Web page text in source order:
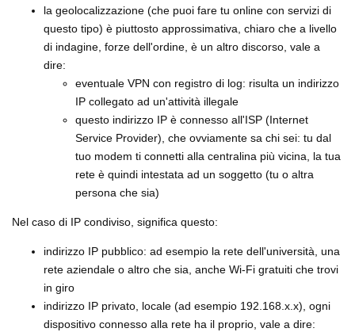
la geolocalizzazione (che puoi fare tu online con servizi di
questo tipo) è piuttosto approssimativa, chiaro che a livello
di indagine, forze dell'ordine, è un altro discorso, vale a
dire:
eventuale VPN con registro di log: risulta un indirizzo
IP collegato ad un'attività illegale
questo indirizzo IP è connesso all'ISP (Internet
Service Provider), che ovviamente sa chi sei: tu dal
tuo modem ti connetti alla centralina più vicina, la tua
rete è quindi intestata ad un soggetto (tu o altra
persona che sia)
Nel caso di IP condiviso, significa questo:
indirizzo IP pubblico: ad esempio la rete dell'università, una
rete aziendale o altro che sia, anche Wi-Fi gratuiti che trovi
in giro
indirizzo IP privato, locale (ad esempio 192.168.x.x), ogni
dispositivo connesso alla rete ha il proprio, vale a dire: